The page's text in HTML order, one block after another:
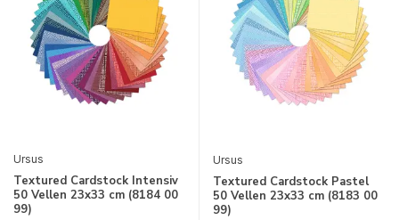
Ursus
Textured Cardstock Intensiv
50 Vellen 23x33 cm (8184 00
99)
Ursus
Textured Cardstock Pastel
50 Vellen 23x33 cm (8183 00
99)